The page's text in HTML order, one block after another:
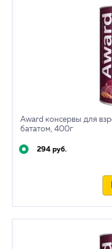
Award консервы для
бататом, 400г
294 руб.